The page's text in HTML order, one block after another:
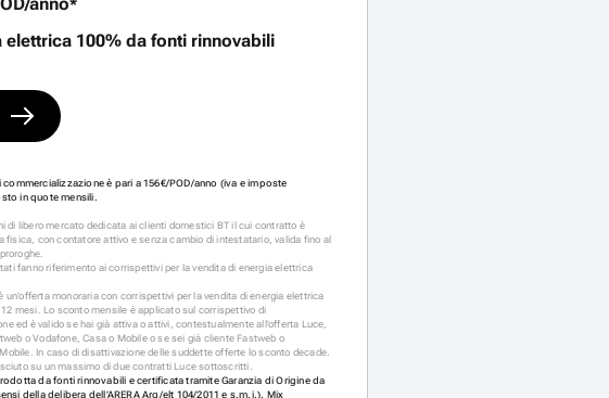
anno*
elettrica 100% da fonti rinnovabili
è pari a 156€/POD/anno (iva e imposte
in quote mensili.
di libero mercato dedicata ai clienti domestici BT il cui contratto è
fisica, con contatore attivo e senza cambio di intestatario, valida fino al
fanno riferimento ai corrispettivi per la vendita di energia elettrica
un’offerta monoraria con corrispettivi per la vendita di energia elettrica
mesi. Lo sconto mensile è applicato sul corrispettivo di
ed è valido se hai già attiva o attivi, contestualmente all’offerta Luce,
o Vodafone, Casa o Mobile o se sei già cliente Fastweb o
In caso di disattivazione delle suddette offerte lo sconto decade.
su un massimo di due contratti Luce sottoscritti.
da fonti rinnovabili e certificata tramite Garanzia di Origine da
della delibera dell’ARERA Arg/elt 104/2011 e s.m.i.). Mix